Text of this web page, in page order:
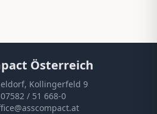
Österreich
Kollingerfeld 9
07582 / 51 668-0